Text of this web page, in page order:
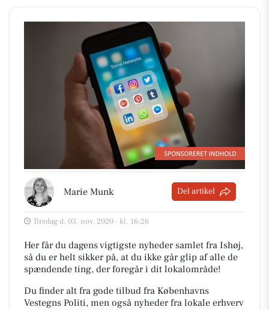
Marie Munk Del artikel
Tirsdag d. 03. nov. 2020 - kl. 16:26
Her får du dagens vigtigste nyheder samlet fra Ishøj,
så du er helt sikker på, at du ikke går glip af alle de
spændende ting, der foregår i dit lokalområde!
Du finder alt fra gode tilbud fra Københavns
Vestegns Politi, men også nyheder fra lokale erhverv